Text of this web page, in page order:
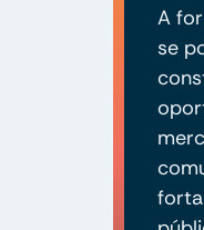
A
se